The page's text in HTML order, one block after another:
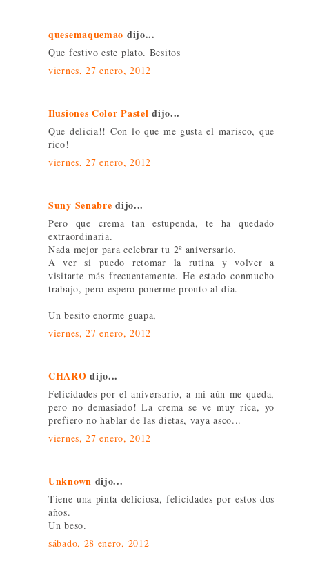
quesemaquemao dijo...
Que festivo este plato. Besitos
viernes, 27 enero, 2012
Ilusiones Color Pastel dijo...
Que delicia!! Con lo que me gusta el marisco, que
rico!
viernes, 27 enero, 2012
Suny Senabre dijo...
Pero que crema tan estupenda, te ha quedado
extraordinaria.
Nada mejor para celebrar tu 2º aniversario.
A ver si puedo retomar la rutina y volver a
visitarte más frecuentemente. He estado conmucho
trabajo, pero espero ponerme pronto al día.
Un besito enorme guapa,
viernes, 27 enero, 2012
CHARO dijo...
Felicidades por el aniversario, a mi aún me queda,
pero no demasiado! La crema se ve muy rica, yo
prefiero no hablar de las dietas, vaya asco...
viernes, 27 enero, 2012
Unknown dijo...
Tiene una pinta deliciosa, felicidades por estos dos
años.
Un beso.
sábado, 28 enero, 2012